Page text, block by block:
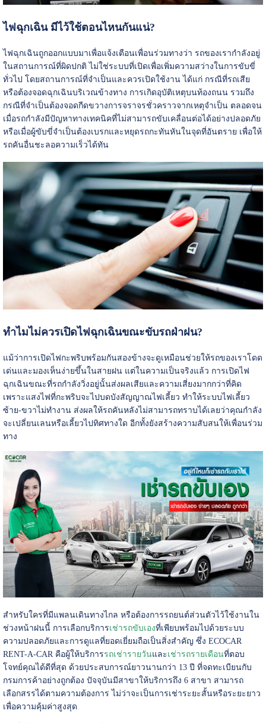
ไฟฉุกเฉิน มีไว้ใช้ตอนไหนกันแน่?
ไฟฉุกเฉินถูกออกแบบมาเพื่อแจ้งเตือนเพื่อนร่วมทางว่า รถของเรากำลังอยู่
ในสถานการณ์ที่ผิดปกติ ไม่ใช่ระบบที่เปิดเพื่อเพิ่มความสว่างในการขับขี่
ทั่วไป โดยสถานการณ์ที่จำเป็นและควรเปิดใช้งาน ได้แก่ กรณีที่รถเสีย
หรือต้องจอดฉุกเฉินบริเวณข้างทาง การเกิดอุบัติเหตุบนท้องถนน รวมถึง
กรณีที่จำเป็นต้องจอดกีดขวางการจราจรชั่วคราวจากเหตุจำเป็น ตลอดจน
เมื่อรถกำลังมีปัญหาทางเทคนิคที่ไม่สามารถขับเคลื่อนต่อได้อย่างปลอดภัย
หรือเมื่อผู้ขับขี่จำเป็นต้องเบรกและหยุดรถกะทันหันในจุดที่อันตราย เพื่อให้
รถคันอื่นชะลอความเร็วได้ทัน
ทำไมไม่ควรเปิดไฟฉุกเฉินขณะขับรถฝ่าฝน?
แม้ว่าการเปิดไฟกะพริบพร้อมกันสองข้างจะดูเหมือนช่วยให้รถของเราโดด
เด่นและมองเห็นง่ายขึ้นในสายฝน แต่ในความเป็นจริงแล้ว การเปิดไฟ
ฉุกเฉินขณะที่รถกำลังวิ่งอยู่นั้นส่งผลเสียและความเสี่ยงมากกว่าที่คิด
เพราะแสงไฟที่กะพริบจะไปบดบังสัญญาณไฟเลี้ยว ทำให้ระบบไฟเลี้ยว
ซ้าย-ขวาไม่ทำงาน ส่งผลให้รถคันหลังไม่สามารถทราบได้เลยว่าคุณกำลัง
จะเปลี่ยนเลนหรือเลี้ยวไปทิศทางใด อีกทั้งยังสร้างความสับสนให้เพื่อนร่วม
ทาง
สำหรับใครที่มีแพลนเดินทางไกล หรือต้องการรถยนต์ส่วนตัวไว้ใช้งานใน
ช่วงหน้าฝนนี้ การเลือกบริการเช่ารถขับเองที่เพียบพร้อมไปด้วยระบบ
ความปลอดภัยและการดูแลที่ยอดเยี่ยมถือเป็นสิ่งสำคัญ ซึ่ง ECOCAR
RENT-A-CAR คือผู้ให้บริการรถเช่ารายวันและเช่ารถรายเดือนที่ตอบ
โจทย์คุณได้ดีที่สุด ด้วยประสบการณ์ยาวนานกว่า 13 ปี ที่จดทะเบียนกับ
กรมการค้าอย่างถูกต้อง ปัจจุบันมีสาขาให้บริการถึง 6 สาขา สามารถ
เลือกสรรได้ตามความต้องการ ไม่ว่าจะเป็นการเช่าระยะสั้นหรือระยะยาว
เพื่อความคุ้มค่าสูงสุด